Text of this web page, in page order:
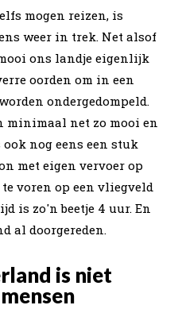
mogen reizen, is
weer in trek. Net alsof
ons landje eigenlijk
oorden om in een
ondergedompeld.
net zo mooi en
nog eens een stuk
met eigen vervoer op
voren op een vliegveld
is zo'n beetje 4 uur. En
al doorgereden.
is niet